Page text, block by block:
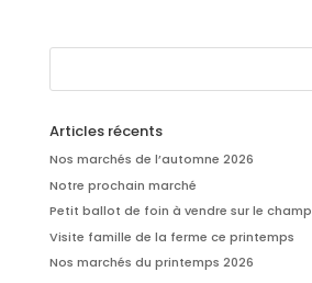
Articles récents
Nos marchés de l’automne 2026
Notre prochain marché
Petit ballot de foin à vendre sur le champ
Visite famille de la ferme ce printemps
Nos marchés du printemps 2026